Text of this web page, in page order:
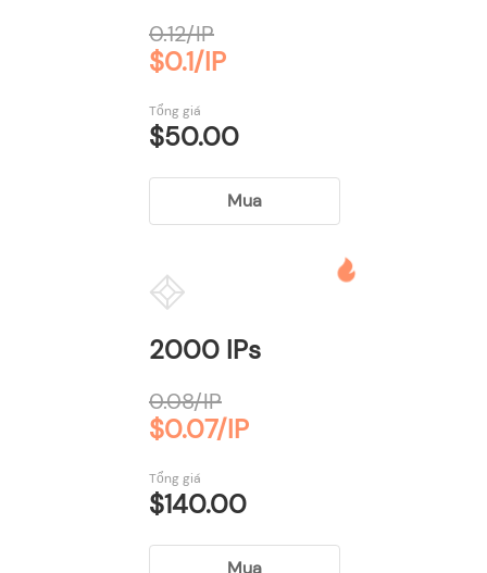
0.12/IP
$0.1/IP
Tổng giá
$50.00
Mua
2000 IPs
0.08/IP
$0.07/IP
Tổng giá
$140.00